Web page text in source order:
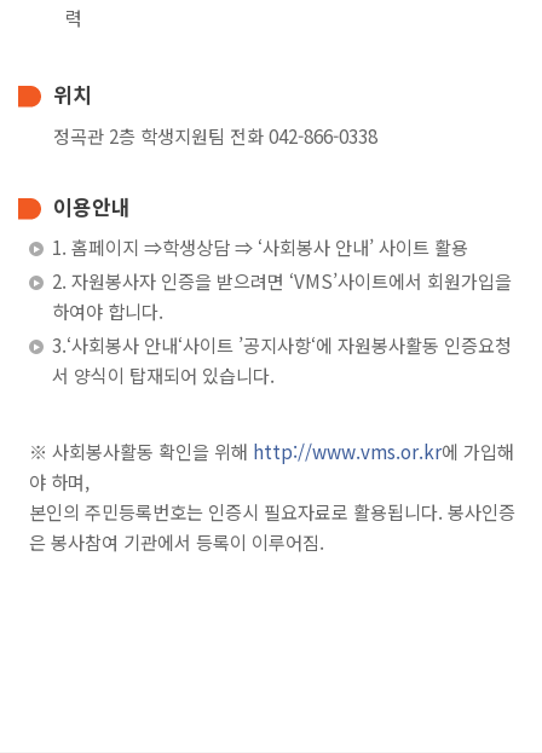
대학생활지원안내
생활관(기숙사)안내
사회봉사안내
장애학생지원안내
해외인턴십&국제교류
취업진로안내
력
위치
정곡관 2층 학생지원팀 전화 042-866-0338
이용안내
1. 홈페이지 ⇒학생상담 ⇒ ‘사회봉사 안내’ 사이트 활용
2. 자원봉사자 인증을 받으려면 ‘VMS’사이트에서 회원가입을
하여야 합니다.
3.‘사회봉사 안내‘사이트 ’공지사항‘에 자원봉사활동 인증요청
서 양식이 탑재되어 있습니다.
※ 사회봉사활동 확인을 위해 http://www.vms.or.kr에 가입해
야 하며,
본인의 주민등록번호는 인증시 필요자료로 활용됩니다. 봉사인증
은 봉사참여 기관에서 등록이 이루어짐.